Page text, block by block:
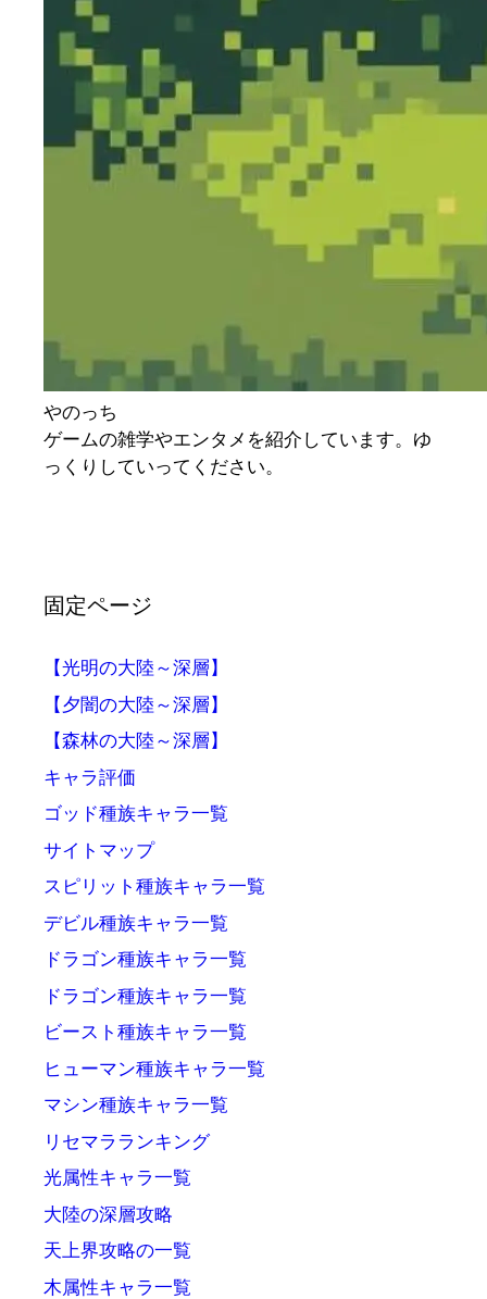
やのっち
ゲームの雑学やエンタメを紹介しています。ゆ
っくりしていってください。
固定ページ
【光明の大陸～深層】
【夕闇の大陸～深層】
【森林の大陸～深層】
キャラ評価
ゴッド種族キャラ一覧
サイトマップ
スピリット種族キャラ一覧
デビル種族キャラ一覧
ドラゴン種族キャラ一覧
ドラゴン種族キャラ一覧
ビースト種族キャラ一覧
ヒューマン種族キャラ一覧
マシン種族キャラ一覧
リセマラランキング
光属性キャラ一覧
大陸の深層攻略
天上界攻略の一覧
木属性キャラ一覧